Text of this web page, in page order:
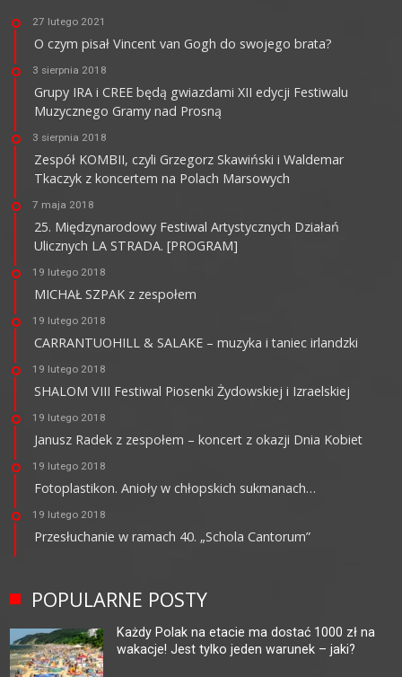
27 lutego 2021
O czym pisał Vincent van Gogh do swojego brata?
3 sierpnia 2018
Grupy IRA i CREE będą gwiazdami XII edycji Festiwalu
Muzycznego Gramy nad Prosną
3 sierpnia 2018
Zespół KOMBII, czyli Grzegorz Skawiński i Waldemar
Tkaczyk z koncertem na Polach Marsowych
7 maja 2018
25. Międzynarodowy Festiwal Artystycznych Działań
Ulicznych LA STRADA. [PROGRAM]
19 lutego 2018
MICHAŁ SZPAK z zespołem
19 lutego 2018
CARRANTUOHILL & SALAKE – muzyka i taniec irlandzki
19 lutego 2018
SHALOM VIII Festiwal Piosenki Żydowskiej i Izraelskiej
19 lutego 2018
Janusz Radek z zespołem – koncert z okazji Dnia Kobiet
19 lutego 2018
Fotoplastikon. Anioły w chłopskich sukmanach…
19 lutego 2018
Przesłuchanie w ramach 40. „Schola Cantorum”
POPULARNE POSTY
Każdy Polak na etacie ma dostać 1000 zł na
wakacje! Jest tylko jeden warunek – jaki?